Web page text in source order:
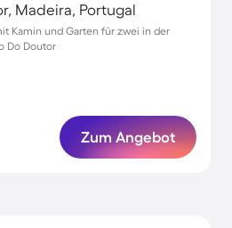
Madeira, Portugal
Kamin und Garten für zwei in der
Do Doutor
Zum Angebot